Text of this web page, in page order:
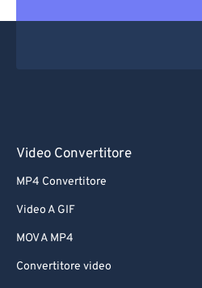
Video Convertitore
MP4 Convertitore
Video A GIF
MOV A MP4
Convertitore video